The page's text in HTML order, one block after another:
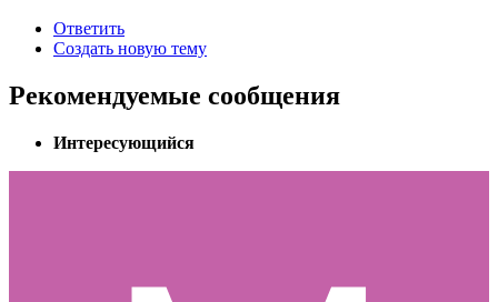
Ответить
Создать новую тему
Рекомендуемые сообщения
Интересующийся